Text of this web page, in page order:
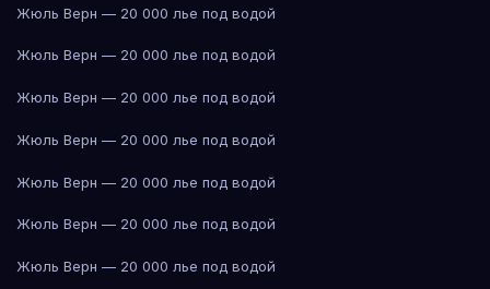
Жюль Верн — 20 000 лье под водой
Жюль Верн — 20 000 лье под водой
Жюль Верн — 20 000 лье под водой
Жюль Верн — 20 000 лье под водой
Жюль Верн — 20 000 лье под водой
Жюль Верн — 20 000 лье под водой
Жюль Верн — 20 000 лье под водой